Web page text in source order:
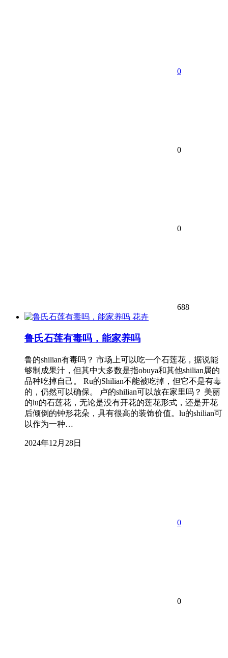
0
0
0
688
花卉
鲁氏石莲有毒吗，能家养吗
鲁的shilian有毒吗？ 市场上可以吃一个石莲花，据说能
够制成果汁，但其中大多数是指obuya和其他shilian属的
品种吃掉自己。 Ru的Shilian不能被吃掉，但它不是有毒
的，仍然可以确保。 卢的shilian可以放在家里吗？ 美丽
的lu的石莲花，无论是没有开花的莲花形式，还是开花
后倾倒的钟形花朵，具有很高的装饰价值。lu的shilian可
以作为一种…
2024年12月28日
0
0